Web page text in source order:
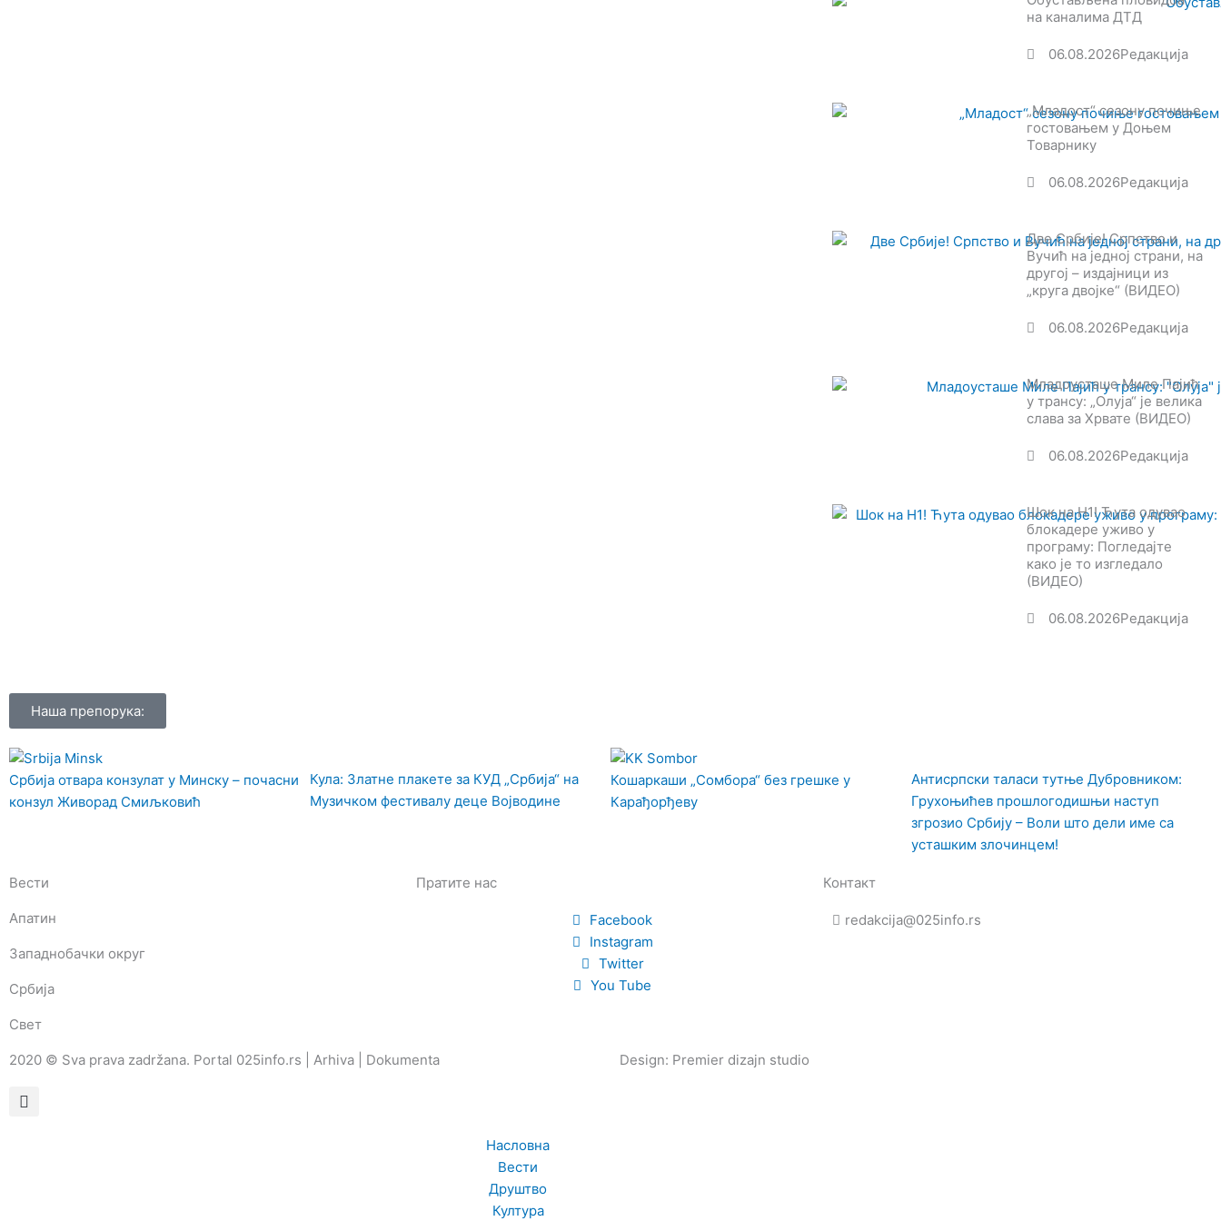
на каналима ДТД
06.08.2026Редакција
„Младост“ сезону почиње
гостовањем у Доњем
Товарнику
06.08.2026Редакција
Две Србије! Српство и
Вучић на једној страни, на
другој – издајници из
„круга двојке“ (ВИДЕО)
06.08.2026Редакција
Младоусташе Миле Пајић
у трансу: „Олуја“ је велика
слава за Хрвате (ВИДЕО)
06.08.2026Редакција
Шок на Н1! Ћута одувао
блокадере уживо у
програму: Погледајте
како је то изгледало
(ВИДЕО)
06.08.2026Редакција
Наша препорука:
Србија отвара конзулат у Минску – почасни
конзул Живорад Смиљковић
Кула: Златне плакете за КУД „Србија“ на
Музичком фестивалу деце Војводине
Кошаркаши „Сомбора“ без грешке у
Карађорђеву
Антисрпски таласи тутње Дубровником:
Грухоњићев прошлогодишњи наступ
згрозио Србију – Воли што дели име са
усташким злочинцем!
Вести
Апатин
Западнобачки округ
Србија
Свет
Пратите нас
Facebook
Instagram
Twitter
You Tube
Контакт
redakcija@025info.rs
2020 © Sva prava zadržana. Portal 025info.rs | Arhiva Dokumenta Design: Premier dizajn studio
Насловна
Вести
Друштво
Култура